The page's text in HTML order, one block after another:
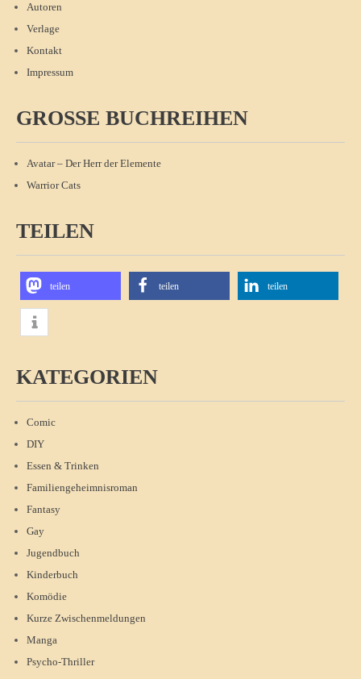
Autoren
Verlage
Kontakt
Impressum
GROSSE BUCHREIHEN
Avatar – Der Herr der Elemente
Warrior Cats
TEILEN
teilen teilen teilen
KATEGORIEN
Comic
DIY
Essen & Trinken
Familiengeheimnisroman
Fantasy
Gay
Jugendbuch
Kinderbuch
Komödie
Kurze Zwischenmeldungen
Manga
Psycho-Thriller